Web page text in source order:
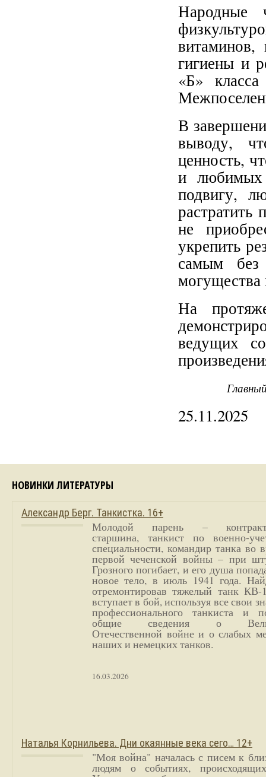
Народные
гигиены и
«Б»
В
выводу,
ценность,
и любимых
подвигу,
не
укрепить
самым без
На
ведущих
25.11.2025
НОВИНКИ ЛИТЕРАТУРЫ
Александр Берг. Танкистка. 16+
Молодой парень –
старшина, танкист по военно-
специальности, командир танка во
первой чеченской войны – при
Грозного погибает, и его душа
новое тело, в июль 1941 года.
отремонтировав тяжелый танк
вступает в бой, используя все свои
профессионального танкиста и
общие сведения о
Отечественной войне и о слабых
наших и немецких танков.
16.03.2026
Наталья Корнильева. Дни окаянные века сего… 12+
"Моя война" началась с писем к
людям о событиях,